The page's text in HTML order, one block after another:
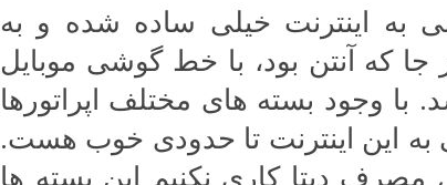
به اینترنت خیلی ساده شده و به
که آنتن بود، با خط گوشی موبایل
با وجود بسته های مختلف اپراتورها
این اینترنت تا حدودی خوب هست.
مصرف دیتا کاری نکنیم این بسته ها